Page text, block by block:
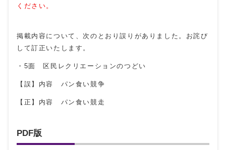
ください。
掲載内容について、次のとおり誤りがありました。お詫び
して訂正いたします。
・5面 区民レクリエーションのつどい
【誤】内容 パン食い競争
【正】内容 パン食い競走
PDF版